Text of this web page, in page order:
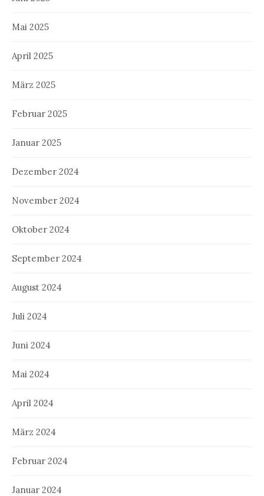
Mai 2025
April 2025
März 2025
Februar 2025
Januar 2025
Dezember 2024
November 2024
Oktober 2024
September 2024
August 2024
Juli 2024
Juni 2024
Mai 2024
April 2024
März 2024
Februar 2024
Januar 2024